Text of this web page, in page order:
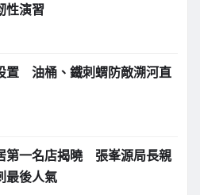
性演習
置 油桶、鐵刺蝟防敵溯河直
第一名店揭曉 張峯源局長親
最後人氣